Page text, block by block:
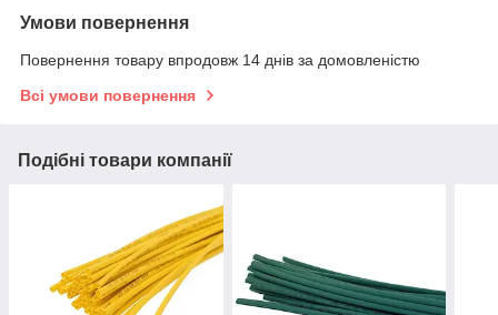
Умови повернення
Повернення товару впродовж 14 днів за домовленістю
Всі умови повернення
Подібні товари компанії